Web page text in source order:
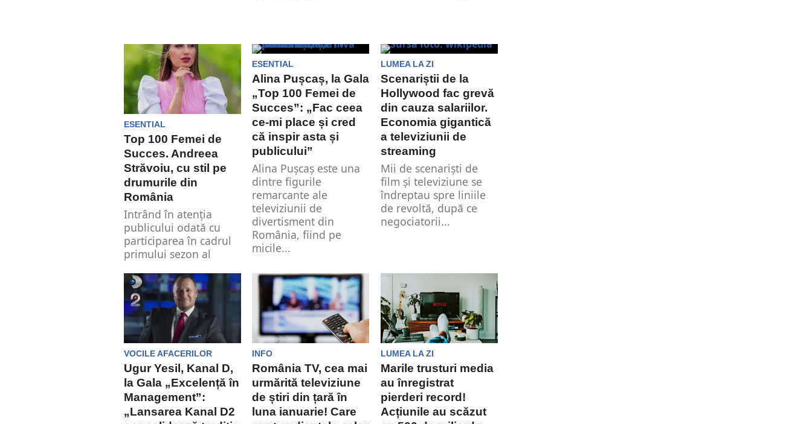
ESENTIAL
Top 100 Femei de
Succes. Andreea
Străvoiu, cu stil pe
drumurile din
România
Intrând în atenţia
publicului odată cu
participarea în cadrul
primului sezon al
stil”,...
ESENTIAL
Alina Pușcaș, la Gala
„Top 100 Femei de
Succes”: „Fac ceea
ce-mi place și cred
că inspir asta și
publicului”
Alina Pușcaș este una
dintre figurile
remarcante ale
televiziunii de
divertisment din
România, fiind pe
micile...
LUMEA LA ZI
Scenariștii de la
Hollywood fac grevă
din cauza salariilor.
Economia gigantică
a televiziunii de
streaming
Mii de scenariști de
film și televiziune se
îndreptau spre liniile
de revoltă, după ce
negociatorii...
VOCILE AFACERILOR
Ugur Yesil, Kanal D,
la Gala „Excelență în
Management”:
„Lansarea Kanal D2
INFO
România TV, cea mai
urmărită televiziune
de știri din țară în
luna ianuarie! Care
LUMEA LA ZI
Marile trusturi media
au înregistrat
pierderi record!
Acțiunile au scăzut